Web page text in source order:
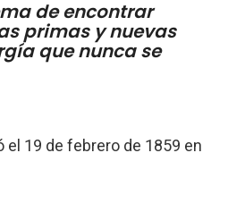
de encontrar
primas y nuevas
que nunca se
el 19 de febrero de 1859 en